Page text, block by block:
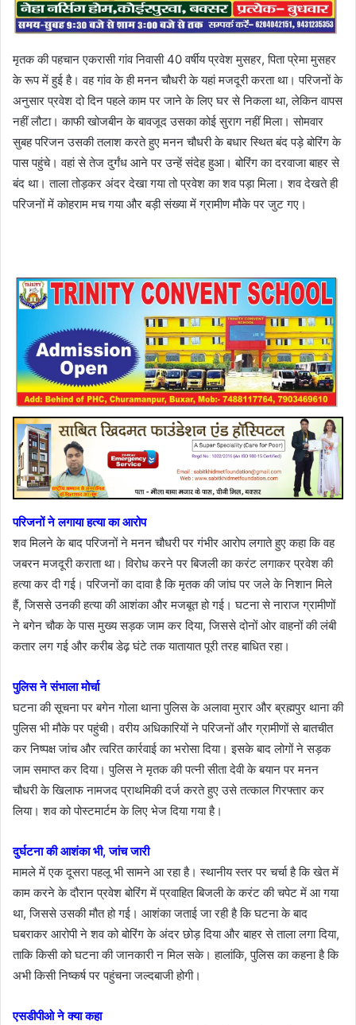
मृतक की पहचान एकरासी गांव निवासी 40 वर्षीय प्रवेश मुसहर, पिता प्रेमा मुसहर
के रूप में हुई है। वह गांव के ही मनन चौधरी के यहां मजदूरी करता था। परिजनों के
अनुसार प्रवेश दो दिन पहले काम पर जाने के लिए घर से निकला था, लेकिन वापस
नहीं लौटा। काफी खोजबीन के बावजूद उसका कोई सुराग नहीं मिला। सोमवार
सुबह परिजन उसकी तलाश करते हुए मनन चौधरी के बधार स्थित बंद पड़े बोरिंग के
पास पहुंचे। वहां से तेज दुर्गंध आने पर उन्हें संदेह हुआ। बोरिंग का दरवाजा बाहर से
बंद था। ताला तोड़कर अंदर देखा गया तो प्रवेश का शव पड़ा मिला। शव देखते ही
परिजनों में कोहराम मच गया और बड़ी संख्या में ग्रामीण मौके पर जुट गए।
परिजनों ने लगाया हत्या का आरोप
शव मिलने के बाद परिजनों ने मनन चौधरी पर गंभीर आरोप लगाते हुए कहा कि वह
जबरन मजदूरी कराता था। विरोध करने पर बिजली का करंट लगाकर प्रवेश की
हत्या कर दी गई। परिजनों का दावा है कि मृतक की जांघ पर जले के निशान मिले
हैं, जिससे उनकी हत्या की आशंका और मजबूत हो गई। घटना से नाराज ग्रामीणों
ने बगेन चौक के पास मुख्य सड़क जाम कर दिया, जिससे दोनों ओर वाहनों की लंबी
कतार लग गई और करीब डेढ़ घंटे तक यातायात पूरी तरह बाधित रहा।
पुलिस ने संभाला मोर्चा
घटना की सूचना पर बगेन गोला थाना पुलिस के अलावा मुरार और ब्रह्मपुर थाना की
पुलिस भी मौके पर पहुंची। वरीय अधिकारियों ने परिजनों और ग्रामीणों से बातचीत
कर निष्पक्ष जांच और त्वरित कार्रवाई का भरोसा दिया। इसके बाद लोगों ने सड़क
जाम समाप्त कर दिया। पुलिस ने मृतक की पत्नी सीता देवी के बयान पर मनन
चौधरी के खिलाफ नामजद प्राथमिकी दर्ज करते हुए उसे तत्काल गिरफ्तार कर
लिया। शव को पोस्टमार्टम के लिए भेज दिया गया है।
दुर्घटना की आशंका भी, जांच जारी
मामले में एक दूसरा पहलू भी सामने आ रहा है। स्थानीय स्तर पर चर्चा है कि खेत में
काम करने के दौरान प्रवेश बोरिंग में प्रवाहित बिजली के करंट की चपेट में आ गया
था, जिससे उसकी मौत हो गई। आशंका जताई जा रही है कि घटना के बाद
घबराकर आरोपी ने शव को बोरिंग के अंदर छोड़ दिया और बाहर से ताला लगा दिया,
ताकि किसी को घटना की जानकारी न मिल सके। हालांकि, पुलिस का कहना है कि
अभी किसी निष्कर्ष पर पहुंचना जल्दबाजी होगी।
एसडीपीओ ने क्या कहा